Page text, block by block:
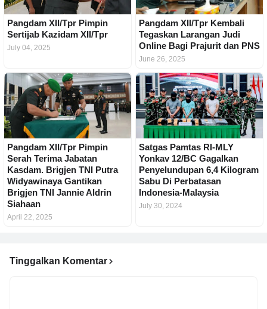
Pangdam XII/Tpr Pimpin
Sertijab Kazidam XII/Tpr
July 04, 2025
Pangdam XII/Tpr Kembali
Tegaskan Larangan Judi
Online Bagi Prajurit dan PNS
June 26, 2025
Pangdam XII/Tpr Pimpin
Serah Terima Jabatan
Kasdam. Brigjen TNI Putra
Widyawinaya Gantikan
Brigjen TNI Jannie Aldrin
Siahaan
April 22, 2025
Satgas Pamtas RI-MLY
Yonkav 12/BC Gagalkan
Penyelundupan 6,4 Kilogram
Sabu Di Perbatasan
Indonesia-Malaysia
July 30, 2024
Tinggalkan Komentar